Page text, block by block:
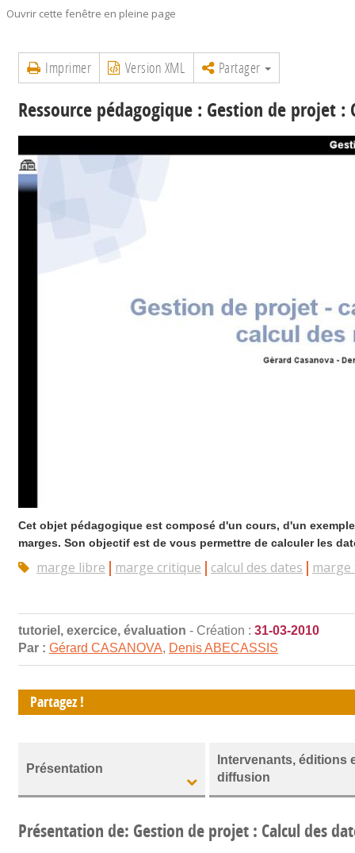
Ouvrir cette fenêtre en pleine page
Imprimer Version XML Partager
Ressource pédagogique : Gestion de projet
Cet objet pédagogique est composé d'un cours, d'un
marges. Son objectif est de vous permettre de calculer les
marge libre marge critique calcul des dates
tutoriel, exercice, évaluation - Création : 31-03-2010
Par : Gérard CASANOVA, Denis ABECASSIS
Partagez !
Présentation
Intervenants, éditions
diffusion
Présentation de: Gestion de projet : Calcul des